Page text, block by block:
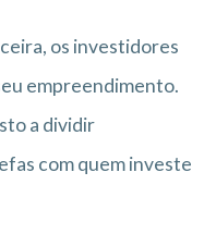
os investidores
empreendimento.
a dividir
com quem investe